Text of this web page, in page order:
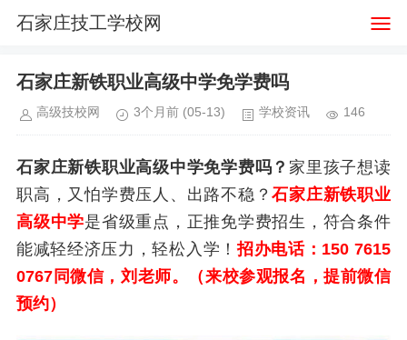
石家庄技工学校网
石家庄新铁职业高级中学免学费吗
高级技校网 3个月前 (05-13) 学校资讯 146
石家庄新铁职业高级中学免学费吗？ 家里孩子想读
职高，又怕学费压人、出路不稳？石家庄新铁职业
高级中学是省级重点，正推免学费招生，符合条件
能减轻经济压力，轻松入学！招办电话：150 7615
0767同微信，刘老师。
（来校参观报名，提前微信
预约）